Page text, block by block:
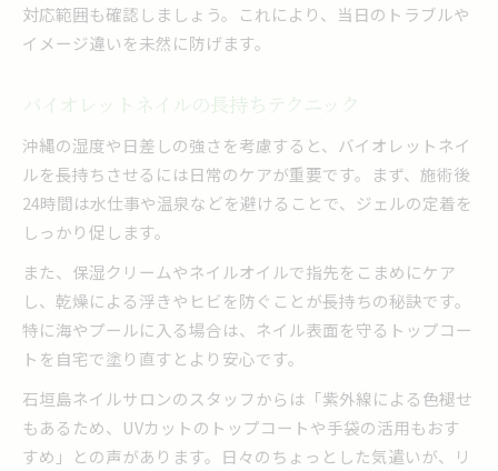
対応範囲も確認しましょう。これにより、当日のトラブルや
イメージ違いを未然に防げます。
バイオレットネイルの長持ちテクニック
沖縄の湿度や日差しの強さを考慮すると、バイオレットネイ
ルを長持ちさせるには日常のケアが重要です。まず、施術後
24時間は水仕事や温泉などを避けることで、ジェルの定着を
しっかり促します。
また、保湿クリームやネイルオイルで指先をこまめにケア
し、乾燥による浮きやヒビを防ぐことが長持ちの秘訣です。
特に海やプールに入る場合は、ネイル表面を守るトップコー
トを自宅で塗り直すとより安心です。
石垣島ネイルサロンのスタッフからは「紫外線による色褪せ
もあるため、UVカットのトップコートや手袋の活用もおす
すめ」との声があります。日々のちょっとした気遣いが、リ